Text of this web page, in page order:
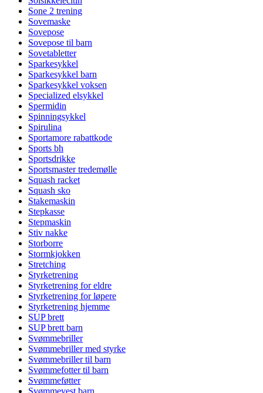
Sone 2 trening
Sovemaske
Sovepose
Sovepose til barn
Sovetabletter
Sparkesykkel
Sparkesykkel barn
Sparkesykkel voksen
Specialized elsykkel
Spermidin
Spinningsykkel
Spirulina
Sportamore rabattkode
Sports bh
Sportsdrikke
Sportsmaster tredemølle
Squash racket
Squash sko
Stakemaskin
Stepkasse
Stepmaskin
Stiv nakke
Storborre
Stormkjokken
Stretching
Styrketrening
Styrketrening for eldre
Styrketrening for løpere
Styrketrening hjemme
SUP brett
SUP brett barn
Svømmebriller
Svømmebriller med styrke
Svømmebriller til barn
Svømmefotter til barn
Svømmeføtter
Svømmevest barn